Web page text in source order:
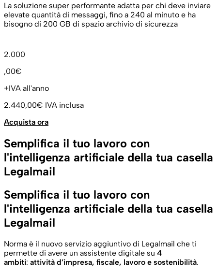
La soluzione super performante adatta per chi deve inviare
elevate quantità di messaggi, fino a 240 al minuto e ha
bisogno di 200 GB di spazio archivio di sicurezza
2.000
,00€
+IVA all'anno
2.440,00€ IVA inclusa
Acquista ora
Semplifica il tuo lavoro con
l'intelligenza artificiale della tua casella
Legalmail
Semplifica il tuo lavoro con
l'intelligenza artificiale della tua casella
Legalmail
Norma è il nuovo servizio aggiuntivo di Legalmail che ti
permette di avere un assistente digitale su 4
ambiti: attività d’impresa, fiscale, lavoro e sostenibilità.